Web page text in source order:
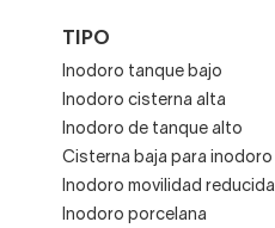
TIPO
Inodoro tanque bajo
Inodoro cisterna alta
Inodoro de tanque alto
Cisterna baja para inodoro
Inodoro movilidad reducida
Inodoro porcelana